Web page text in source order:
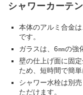
シャワーカーテ
本体のアルミ合金
です。
ガラスは、6㎜の強
壁の仕上げ面に固
ため、短時間で簡単
シャワー水栓は別
ただけます。